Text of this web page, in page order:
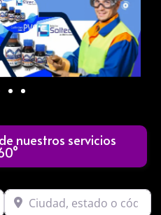
nuestros servicios
Ciudad, estado o código